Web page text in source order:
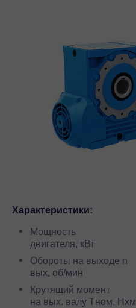
Характеристики:
Мощность
двигателя, кВт
Обороты на выходе n
вых, об/мин
Крутящий момент
на вых. валу Тном, Нхм